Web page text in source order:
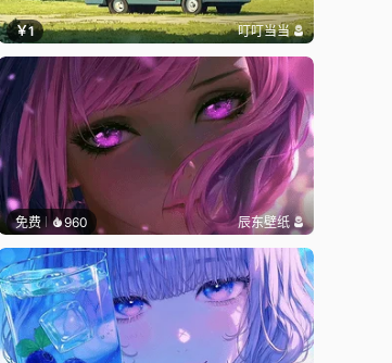
￥1 叮叮当当
免费 960 辰东壁纸